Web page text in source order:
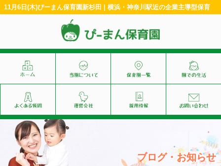
11月6日(木)ぴーまん保育園新杉田 | 横浜・神奈川駅近の企業主導型保育
ブログ・お知らせ